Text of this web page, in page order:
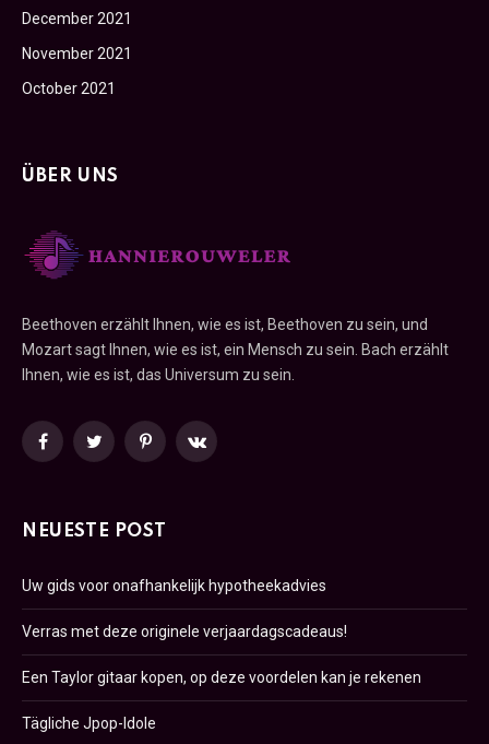
December 2021
November 2021
October 2021
ÜBER UNS
Beethoven erzählt Ihnen, wie es ist, Beethoven zu sein, und
Mozart sagt Ihnen, wie es ist, ein Mensch zu sein. Bach erzählt
Ihnen, wie es ist, das Universum zu sein.
FacebookTwitterPinterestVKontakte
NEUESTE POST
Uw gids voor onafhankelijk hypotheekadvies
Verras met deze originele verjaardagscadeaus!
Een Taylor gitaar kopen, op deze voordelen kan je rekenen
Tägliche Jpop-Idole